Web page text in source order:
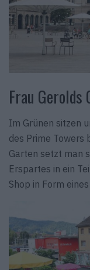
Frau Gerolds
Im Grünen sitzen
des Prime Towers
Garten setzt man
Erspartes in ein
Shop in Form